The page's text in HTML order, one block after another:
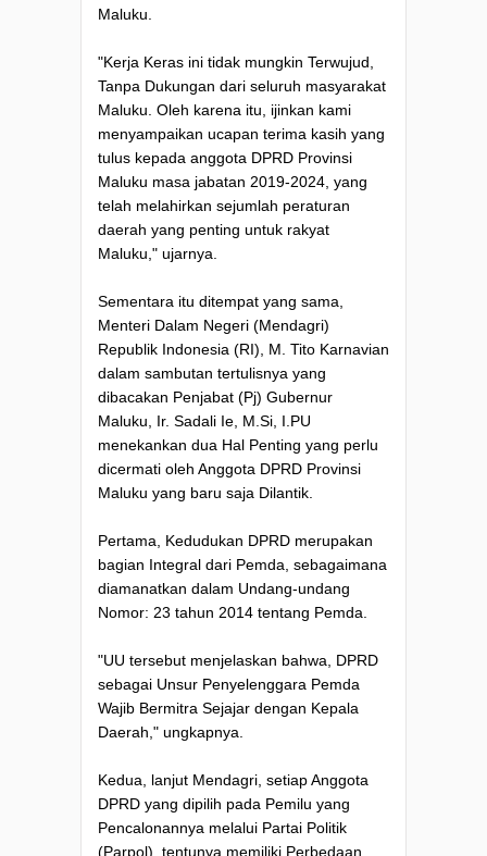
Maluku.
"Kerja Keras ini tidak mungkin Terwujud,
Tanpa Dukungan dari seluruh masyarakat
Maluku. Oleh karena itu, ijinkan kami
menyampaikan ucapan terima kasih yang
tulus kepada anggota DPRD Provinsi
Maluku masa jabatan 2019-2024, yang
telah melahirkan sejumlah peraturan
daerah yang penting untuk rakyat
Maluku," ujarnya.
Sementara itu ditempat yang sama,
Menteri Dalam Negeri (Mendagri)
Republik Indonesia (RI), M. Tito Karnavian
dalam sambutan tertulisnya yang
dibacakan Penjabat (Pj) Gubernur
Maluku, Ir. Sadali Ie, M.Si, I.PU
menekankan dua Hal Penting yang perlu
dicermati oleh Anggota DPRD Provinsi
Maluku yang baru saja Dilantik.
Pertama, Kedudukan DPRD merupakan
bagian Integral dari Pemda, sebagaimana
diamanatkan dalam Undang-undang
Nomor: 23 tahun 2014 tentang Pemda.
"UU tersebut menjelaskan bahwa, DPRD
sebagai Unsur Penyelenggara Pemda
Wajib Bermitra Sejajar dengan Kepala
Daerah," ungkapnya.
Kedua, lanjut Mendagri, setiap Anggota
DPRD yang dipilih pada Pemilu yang
Pencalonannya melalui Partai Politik
(Parpol), tentunya memiliki Perbedaan